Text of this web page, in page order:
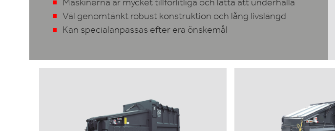
Maskinerna är mycket tillförlitliga och lätta att underhålla
Väl genomtänkt robust konstruktion och lång livslängd
Kan specialanpassas efter era önskemål